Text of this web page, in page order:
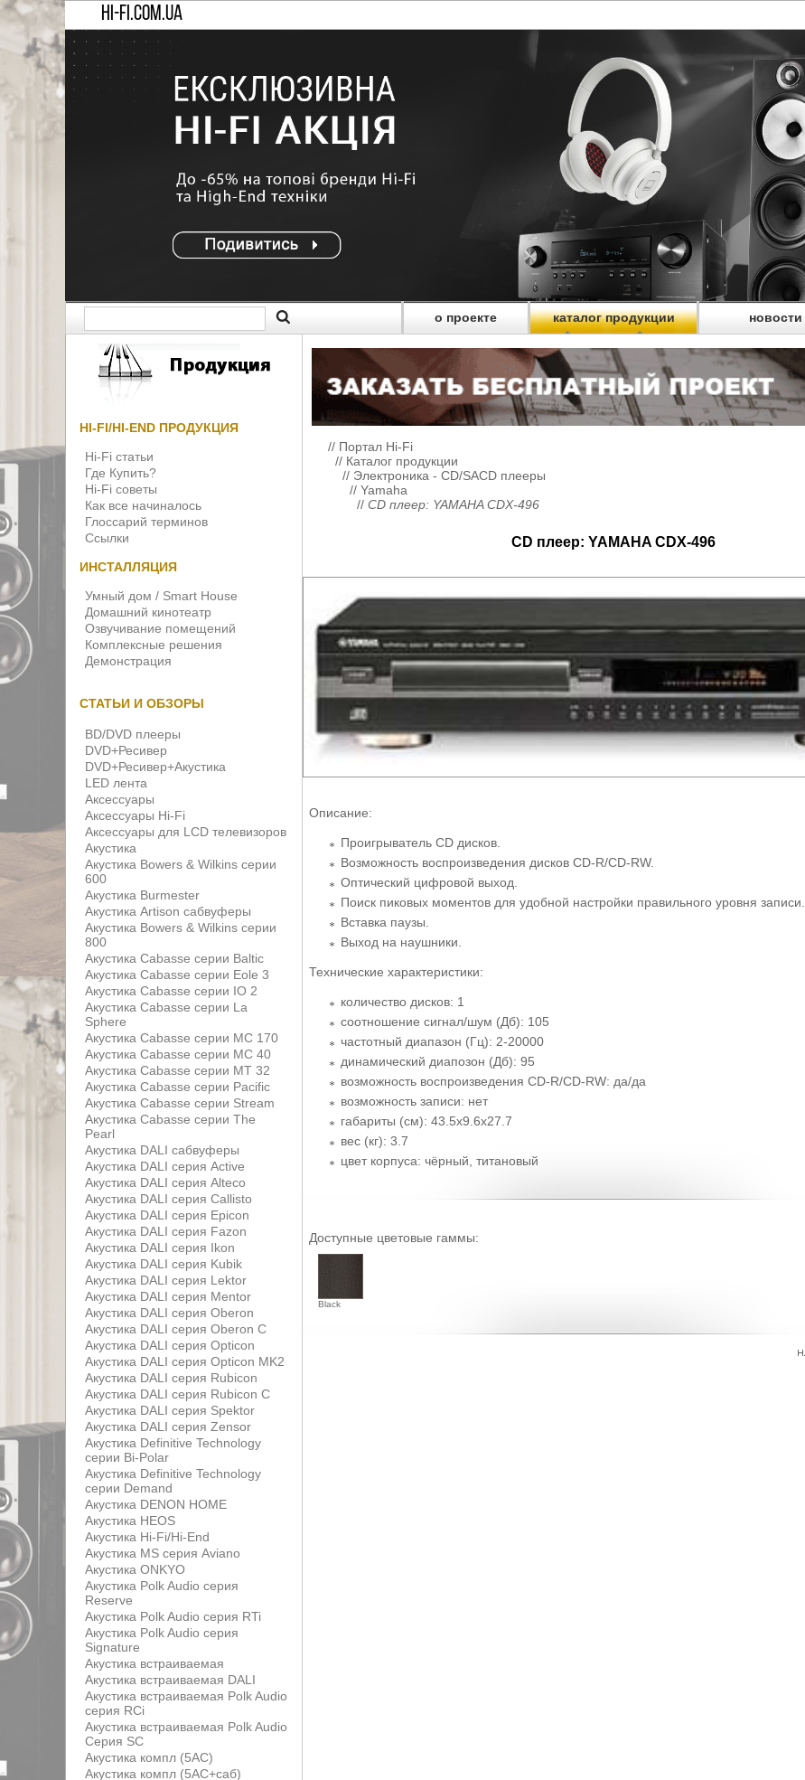
HI-FI.COM.UA
о проекте каталог продукции новости
HI-FI/HI-END ПРОДУКЦИЯ
Hi-Fi статьи
Где Купить?
Hi-Fi советы
Как все начиналось
Глоссарий терминов
Ссылки
ИНСТАЛЛЯЦИЯ
Умный дом / Smart House
Домашний кинотеатр
Озвучивание помещений
Комплексные решения
Демонстрация
СТАТЬИ И ОБЗОРЫ
BD/DVD плееры
DVD+Ресивер
DVD+Ресивер+Акустика
LED лента
Аксессуары
Аксессуары Hi-Fi
Аксессуары для LCD телевизоров
Акустика
Акустика Bowers & Wilkins серии
600
Акустика Burmester
Акустика Artison сабвуферы
Акустика Bowers & Wilkins серии
800
Акустика Cabasse серии Baltic
Акустика Cabasse серии Eole 3
Акустика Cabasse серии IO 2
Акустика Cabasse серии La
Sphere
Акустика Cabasse серии MC 170
Акустика Cabasse серии MC 40
Акустика Cabasse серии MT 32
Акустика Cabasse серии Pacific
Акустика Cabasse серии Stream
Акустика Cabasse серии The
Pearl
Акустика DALI сабвуферы
Акустика DALI серия Active
Акустика DALI серия Alteco
Акустика DALI серия Callisto
Акустика DALI серия Epicon
Акустика DALI серия Fazon
Акустика DALI серия Ikon
Акустика DALI серия Kubik
Акустика DALI серия Lektor
Акустика DALI серия Mentor
Акустика DALI серия Oberon
Акустика DALI серия Oberon С
Акустика DALI серия Opticon
Акустика DALI серия Opticon MK2
Акустика DALI серия Rubicon
Акустика DALI серия Rubicon С
Акустика DALI серия Spektor
Акустика DALI серия Zensor
Акустика Definitive Technology
серии Bi-Polar
Акустика Definitive Technology
серии Demand
Акустика DENON HOME
Акустика HEOS
Акустика Hi-Fi/Hi-End
Акустика MS серия Aviano
Акустика ONKYO
Акустика Polk Audio серия
Reserve
Акустика Polk Audio серия RTi
Акустика Polk Audio серия
Signature
Акустика встраиваемая
Акустика встраиваемая DALI
Акустика встраиваемая Polk Audio
серия RCi
Акустика встраиваемая Polk Audio
Серия SC
Акустика компл (5АС)
Акустика компл (5АС+саб)
// Портал Hi-Fi
// Каталог продукции
// Электроника - CD/SACD плееры
// Yamaha
// CD плеер: YAMAHA CDX-496
CD плеер: YAMAHA CDX-496
Описание:
Проигрыватель CD дисков.
Возможность воспроизведения дисков CD-R/CD-RW.
Оптический цифровой выход.
Поиск пиковых моментов для удобной настройки правильного уровня записи.
Bставка паузы.
Выход на наушники.
Технические характеристики:
количество дисков: 1
соотношение сигнал/шум (Дб): 105
частотный диапaзон (Гц): 2-20000
динамический диапозон (Дб): 95
возможность воспроизведения CD-R/CD-RW: да/да
возможность записи: нет
габариты (см): 43.5x9.6x27.7
вес (кг): 3.7
цвет корпуса: чёрный, титановый
Доступные цветовые гаммы:
Black